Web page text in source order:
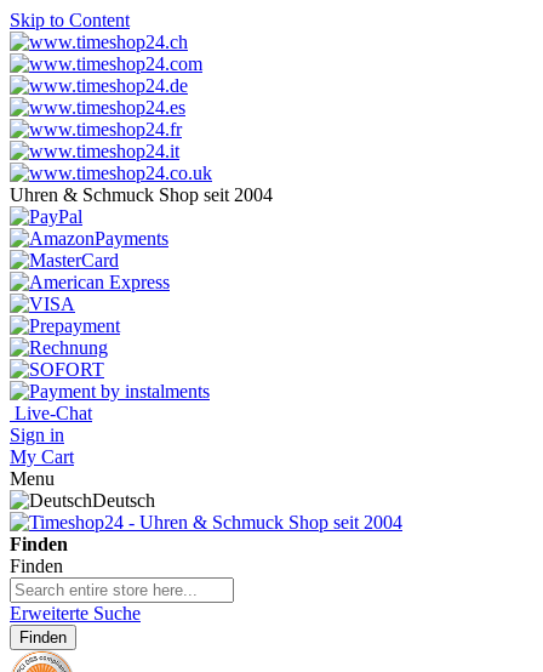
Skip to Content
Uhren & Schmuck Shop seit 2004
Live-Chat
Sign in
My Cart
Menu
Deutsch
Finden
Finden
Erweiterte Suche
Finden